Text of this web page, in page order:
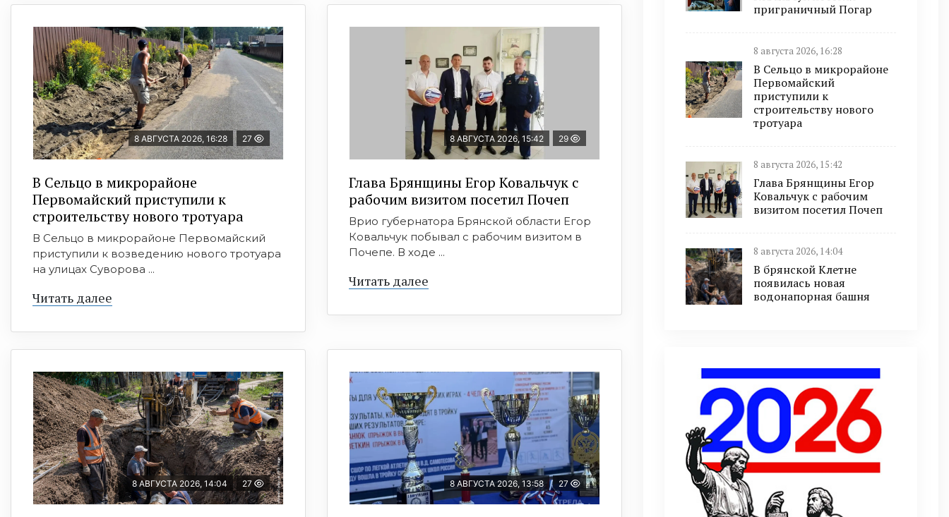
8 АВГУСТА 2026, 16:28 27
В Сельцо в микрорайоне
Первомайский приступили к
строительству нового тротуара
В Сельцо в микрорайоне Первомайский
приступили к возведению нового тротуара
на улицах Суворова ...
Читать далее
8 АВГУСТА 2026, 15:42 29
Глава Брянщины Егор Ковальчук с
рабочим визитом посетил Почеп
Врио губернатора Брянской области Егор
Ковальчук побывал с рабочим визитом в
Почепе. В ходе ...
Читать далее
8 АВГУСТА 2026, 14:04 27 8 АВГУСТА 2026, 13:58 27
приграничный Погар
8 августа 2026, 16:28
В Сельцо в микрорайоне
Первомайский
приступили к
строительству нового
тротуара
8 августа 2026, 15:42
Глава Брянщины Егор
Ковальчук с рабочим
визитом посетил Почеп
8 августа 2026, 14:04
В брянской Клетне
появилась новая
водонапорная башня